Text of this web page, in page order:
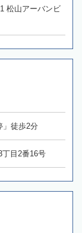
松山アーバンビ
」徒歩2分
目2番16号